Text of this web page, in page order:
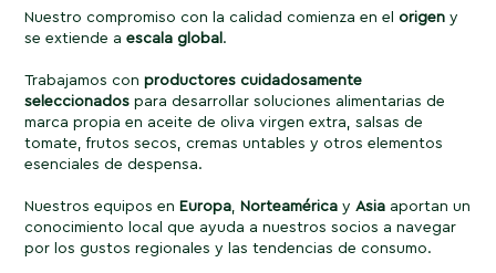
Nuestro compromiso con la calidad comienza en elorigen y
se extiende aescala global .
Trabajamos conproductores cuidadosamente
seleccionados para desarrollar soluciones alimentarias de
marca propia en aceite de oliva virgen extra, salsas de
tomate, frutos secos, cremas untables y otros elementos
esenciales de despensa.
Nuestros equipos en Europa, Norteamérica yAsia aportan un
conocimiento local que ayuda a nuestros socios a navegar
por los gustos regionales y las tendencias de consumo.